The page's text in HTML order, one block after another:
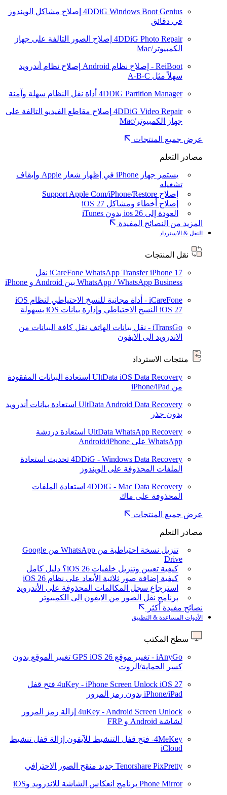
4DDiG Windows Boot Genius إصلاح مشاكل الويندوز
في دقائق
4DDiG Photo Repair إصلاح الصور التالفة على جهاز
الكمبيوتر/Mac
ReiBoot - إصلاح نظام Android
إصلاح نظام أندرويد
سهلاً مثل A-B-C
4DDiG Partition Manager أداة نقل النظام سهلة وآمنة
4DDiG Video Repair إصلاح مقاطع الفيديو التالفة على
جهاز الكمبيوتر/Mac
عرض جميع المنتجات
مصادر التعلم
يستمر جهاز iPhone في إظهار شعار Apple وإيقاف
تشغيله
إصلاح Support Apple Com/iPhone/Restore
إصلاح أخطاء ومشاكل iOS 27
العودة إلى ios 26 بدون iTunes
المزيد من النصائح المفيدة
النقل & الاسترداد
نقل المنتجات
iCareFone WhatsApp TransferiPhone 17
نقل
WhatsApp / WhatsApp Business بين Android و iPhone
iCareFone - أداة مجانية للنسخ الاحتياطي لنظام iOS
iOS 27 النسخ الاحتياطي وإدارة بيانات iOS بسهولة
iTransGo - نقل بيانات الهاتف
نقل كافة البيانات من
الاندرويد الى الايفون
منتجات الاسترداد
UltData iOS Data Recovery استعادة البيانات المفقودة
من iPhone/iPad
UltData Android Data Recovery استعادة بيانات أندرويد
بدون جذر
UltData WhatsApp Recovery استعادة دردشة
WhatsApp على Android/iPhone
4DDiG - Windows Data Recovery تحديث استعادة
الملفات المحذوفة على الويندوز
4DDiG - Mac Data Recovery استعادة الملفات
المحذوفة على ماك
عرض جميع المنتجات
مصادر التعلم
تنزيل نسخة احتياطية من WhatsApp من Google
Drive
كيفية تعيين وتنزيل خلفيات iOS 26؟ دليل كامل
كيفية إضافة صور ثلاثية الأبعاد على نظام iOS 26
استرجاع سجل المكالمات المحذوفة على الأندرويد
برنامج نقل الصور من الايفون الى الكمبيوتر
نصائح مفيدة أكثر
الأدوات المساعدة & التطبيق
سطح المكتب
iAnyGo - تغيير موقع GPS iOS 26
تغيير الموقع بدون
كسر الحماية/الروت
4uKey - iPhone Screen Unlock iOS 27
فتح قفل
iPhone/iPad بدون رمز المرور
4uKey - Android Screen Unlock إزالة رمز المرور
لشاشة Android و FRP
4MeKey- فتح قفل التنشيط للآيفون
إزالة قفل تنشيط
iCloud
Tenorshare PixPretty جديد منقح الصور الاحترافي
Phone Mirror برنامج انعكاس الشاشة للاندرويد وiOS